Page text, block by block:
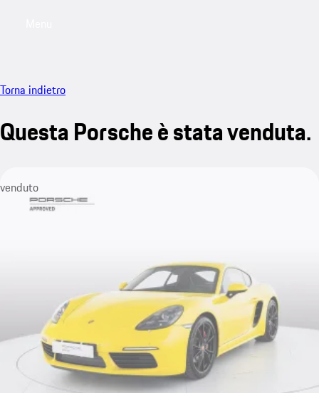
Torna indietro
Questa Porsche è stata venduta.
venduto